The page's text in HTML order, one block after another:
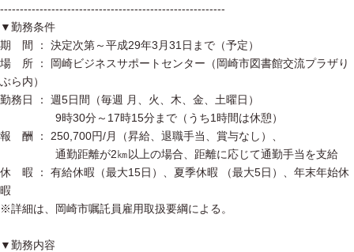
---------------------------------------------------------
▼勤務条件
期 間 ： 決定次第～平成29年3月31日まで（予定）
場 所 ： 岡崎ビジネスサポートセンター（岡崎市図書館交流プラザり
ぶら内）
勤務日 ： 週5日間（毎週 月、火、木、金、土曜日）
9時30分～17時15分まで（うち1時間は休憩）
報 酬 ： 250,700円/月（昇給、退職手当、賞与なし）、
通勤距離が2㎞以上の場合、距離に応じて通勤手当を支給
休 暇 ： 有給休暇（最大15日）、夏季休暇 （最大5日）、年末年始休
暇
※詳細は、岡崎市嘱託員雇用取扱要綱による。
▼勤務内容